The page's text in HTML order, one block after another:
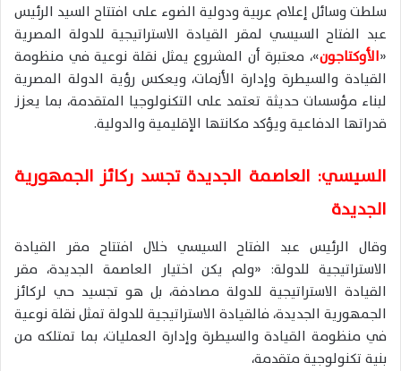
ن
ي
ا
سلطت وسائل إعلام عربية ودولية الضوء على افتتاح السيد الرئيس
عبد الفتاح السيسي لمقر القيادة الاستراتيجية للدولة المصرية
«الأوكتاجون»، معتبرة أن المشروع يمثل نقلة نوعية في منظومة
القيادة والسيطرة وإدارة الأزمات، ويعكس رؤية الدولة المصرية
لبناء مؤسسات حديثة تعتمد على التكنولوجيا المتقدمة، بما يعزز
قدراتها الدفاعية ويؤكد مكانتها الإقليمية والدولية.
السيسي: العاصمة الجديدة تجسد ركائز الجمهورية
الجديدة
وقال الرئيس عبد الفتاح السيسي خلال افتتاح مقر القيادة
الاستراتيجية للدولة: «ولم يكن اختيار العاصمة الجديدة، مقر
القيادة الاستراتيجية للدولة مصادفة، بل هو تجسيد حي لركائز
الجمهورية الجديدة، فالقيادة الاستراتيجية للدولة تمثل نقلة نوعية
في منظومة القيادة والسيطرة وإدارة العمليات، بما تمتلكه من
بنية تكنولوجية متقدمة،